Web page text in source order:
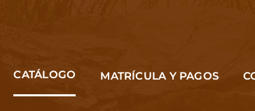
CATÁLOGO MATRÍCULA Y PAGOS